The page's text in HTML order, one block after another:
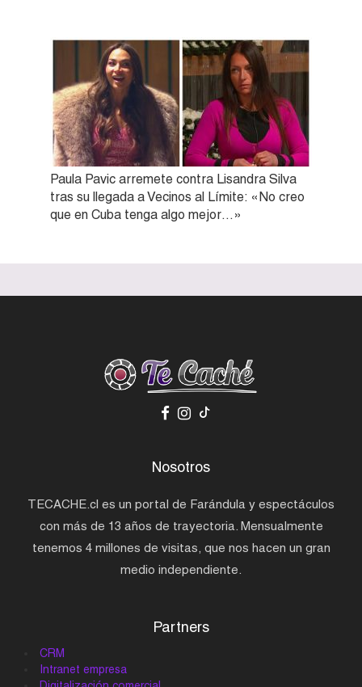
Paula Pavic arremete contra Lisandra Silva
tras su llegada a Vecinos al Límite: «No creo
que en Cuba tenga algo mejor…»
Nosotros
TECACHE.cl es un portal de Farándula y espectáculos
con más de 13 años de trayectoria. Mensualmente
tenemos 4 millones de visitas, que nos hacen un gran
medio independiente.
Partners
CRM
Intranet empresa